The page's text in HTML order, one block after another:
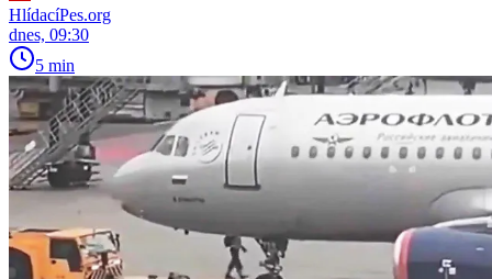
HlídacíPes.org
dnes, 09:30
5 min